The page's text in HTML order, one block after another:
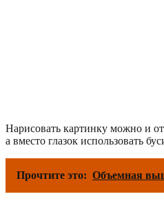
Нарисовать картинку можно и
а вместо глазок использовать
Прочтите это: Объемная